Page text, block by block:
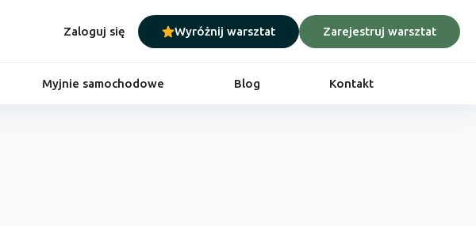
Zaloguj się Wyróżnij warsztat Zarejestruj warsztat
Myjnie samochodowe Blog Kontakt